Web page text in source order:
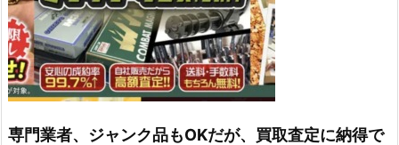
専門業者、ジャンク品もOKだが、買取査定に納得で